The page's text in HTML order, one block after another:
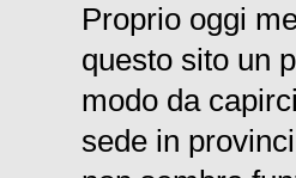
Proprio oggi
questo sito un
modo da
sede in